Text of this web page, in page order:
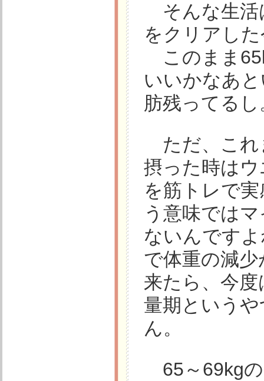
そんな生活
をクリアし
このまま
いいかなあ
肪残ってるし
ただ、これ
摂った時は
を筋トレで
う意味では
ないんです
で体重の減
来たら、今
量期という
ん。
65～69kg